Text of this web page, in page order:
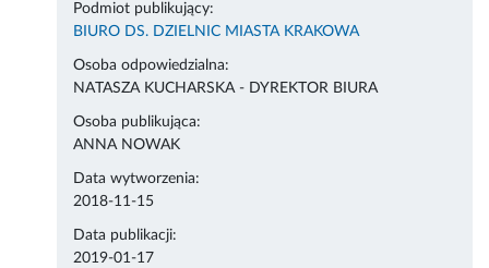
Podmiot publikujący:
BIURO DS. DZIELNIC MIASTA KRAKOWA
Osoba odpowiedzialna:
NATASZA KUCHARSKA - DYREKTOR BIURA
Osoba publikująca:
ANNA NOWAK
Data wytworzenia:
2018-11-15
Data publikacji:
2019-01-17